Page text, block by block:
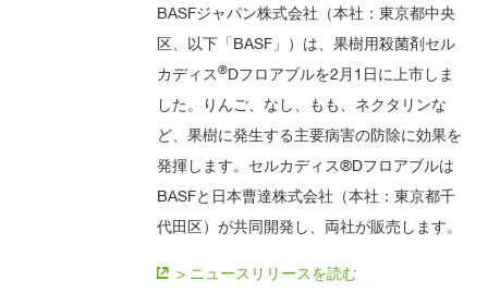
BASFジャパン株式会社（本社：東京都中央
区、以下「BASF」）は、果樹用殺菌剤セル
カディス®Dフロアブルを2月1日に上市しま
した。りんご、なし、もも、ネクタリンな
ど、果樹に発生する主要病害の防除に効果を
発揮します。セルカディス®Dフロアブルは
BASFと日本曹達株式会社（本社：東京都千
代田区）が共同開発し、両社が販売します。
> ニュースリリースを読む